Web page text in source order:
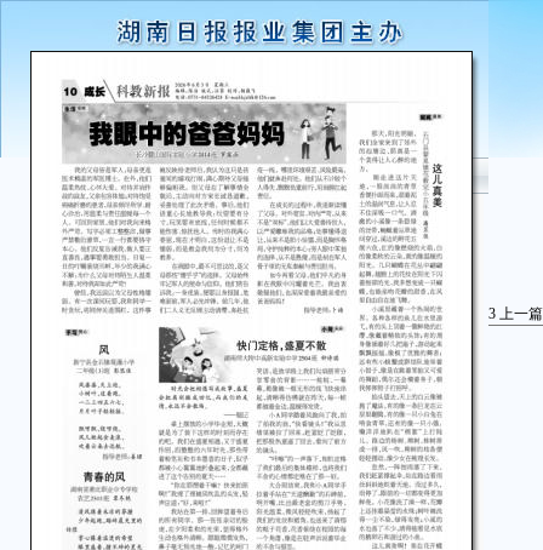
3 上一篇